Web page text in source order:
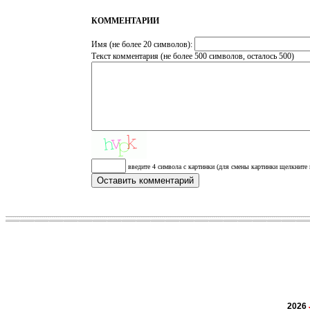
КОММЕНТАРИИ
Имя (не более 20 символов):
Текст комментария (не более 500 символов, осталось 500)
введите 4 символа с картинки (для смены картинки щелкните
2026